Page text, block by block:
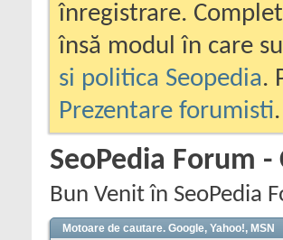
înregistrare.
însă modul în care
si politica Seopedia.
Prezentare forumisti.
SeoPedia Forum -
Bun Venit în SeoPedia
Motoare de cautare. Google, Yahoo!, MSN